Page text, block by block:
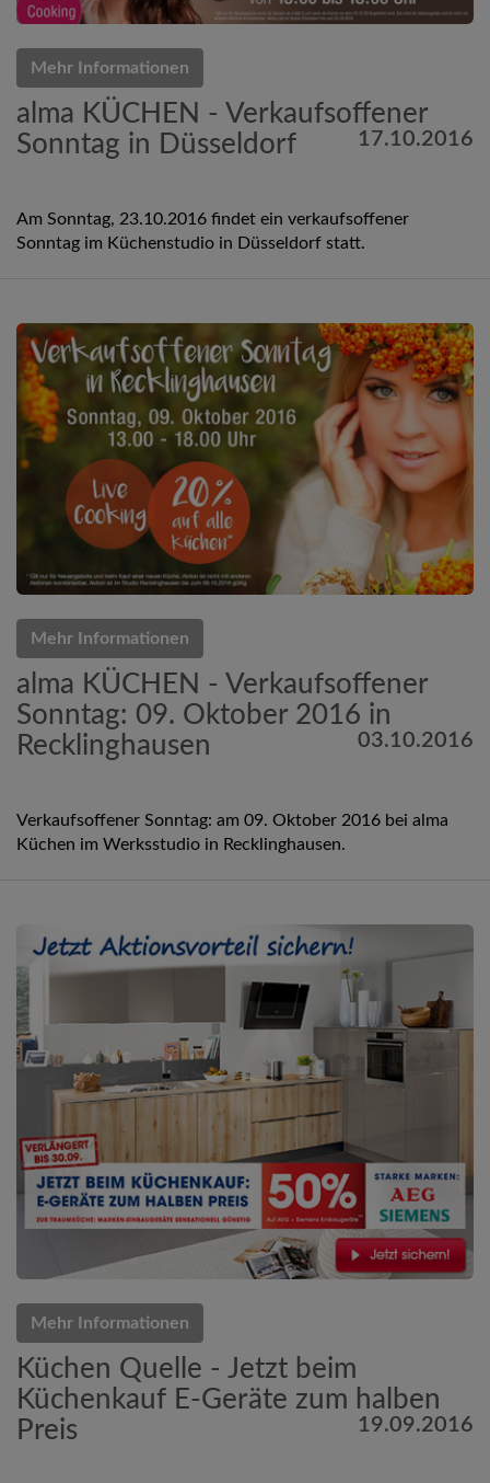
Mehr Informationen
alma KÜCHEN - Verkaufsoffener
Sonntag in Düsseldorf
17.10.2016
Am Sonntag, 23.10.2016 findet ein verkaufsoffener
Sonntag im Küchenstudio in Düsseldorf statt.
Mehr Informationen
alma KÜCHEN - Verkaufsoffener
Sonntag: 09. Oktober 2016 in
Recklinghausen
03.10.2016
Verkaufsoffener Sonntag: am 09. Oktober 2016 bei alma
Küchen im Werksstudio in Recklinghausen.
Mehr Informationen
Küchen Quelle - Jetzt beim
Küchenkauf E-Geräte zum halben
Preis
19.09.2016